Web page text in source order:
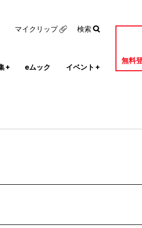
+ eムック イベント +
無料
マイクリップ 検索